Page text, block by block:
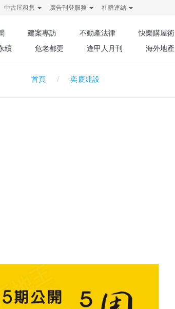
中古屋租售 廣告刊登服務 社群連結
建案專訪 不動產法律 快樂購屋術
續 危老都更 逢甲人月刊 海外地產
首頁 奕慶建設